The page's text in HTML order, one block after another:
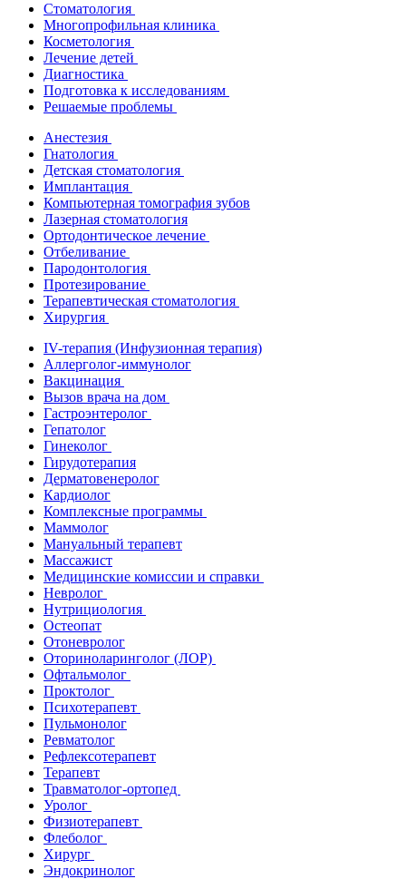
Стоматология
Многопрофильная клиника
Косметология
Лечение детей
Диагностика
Подготовка к исследованиям
Решаемые проблемы
Анестезия
Гнатология
Детская стоматология
Имплантация
Компьютерная томография зубов
Лазерная стоматология
Ортодонтическое лечение
Отбеливание
Пародонтология
Протезирование
Терапевтическая стоматология
Хирургия
IV-терапия (Инфузионная терапия)
Аллерголог-иммунолог
Вакцинация
Вызов врача на дом
Гастроэнтеролог
Гепатолог
Гинеколог
Гирудотерапия
Дерматовенеролог
Кардиолог
Комплексные программы
Маммолог
Мануальный терапевт
Массажист
Медицинские комиссии и справки
Невролог
Нутрициология
Остеопат
Отоневролог
Оториноларинголог (ЛОР)
Офтальмолог
Проктолог
Психотерапевт
Пульмонолог
Ревматолог
Рефлексотерапевт
Терапевт
Травматолог-ортопед
Уролог
Физиотерапевт
Флеболог
Хирург
Эндокринолог